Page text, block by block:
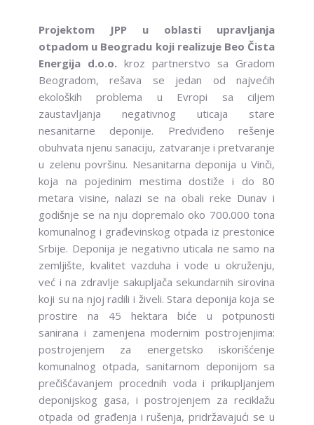
Projektom JPP u oblasti upravljanja
otpadom u Beogradu koji realizuje Beo Čista
Energija d.o.o. kroz partnerstvo sa Gradom
Beogradom, rešava se jedan od najvećih
ekoloških problema u Evropi sa ciljem
zaustavljanja negativnog uticaja stare
nesanitarne deponije. Predviđeno rešenje
obuhvata njenu sanaciju, zatvaranje i pretvaranje
u zelenu površinu. Nesanitarna deponija u Vinči,
koja na pojedinim mestima dostiže i do 80
metara visine, nalazi se na obali reke Dunav i
godišnje se na nju dopremalo oko 700.000 tona
komunalnog i građevinskog otpada iz prestonice
Srbije. Deponija je negativno uticala ne samo na
zemljište, kvalitet vazduha i vode u okruženju,
već i na zdravlje sakupljača sekundarnih sirovina
koji su na njoj radili i živeli. Stara deponija koja se
prostire na 45 hektara biće u potpunosti
sanirana i zamenjena modernim postrojenjima:
postrojenjem za energetsko iskorišćenje
komunalnog otpada, sanitarnom deponijom sa
prečišćavanjem procednih voda i prikupljanjem
deponijskog gasa, i postrojenjem za reciklažu
otpada od građenja i rušenja, pridržavajući se u